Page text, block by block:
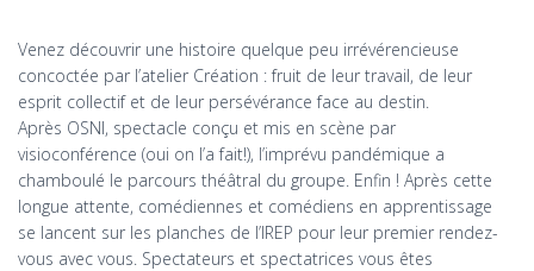
Venez découvrir une histoire quelque peu irrévérencieuse
concoctée par l’atelier Création : fruit de leur travail, de leur
esprit collectif et de leur persévérance face au destin.
Après OSNI, spectacle conçu et mis en scène par
visioconférence (oui on l’a fait!), l’imprévu pandémique a
chamboulé le parcours théâtral du groupe. Enfin ! Après cette
longue attente, comédiennes et comédiens en apprentissage
se lancent sur les planches de l’IREP pour leur premier rendez-
vous avec vous. Spectateurs et spectatrices vous êtes